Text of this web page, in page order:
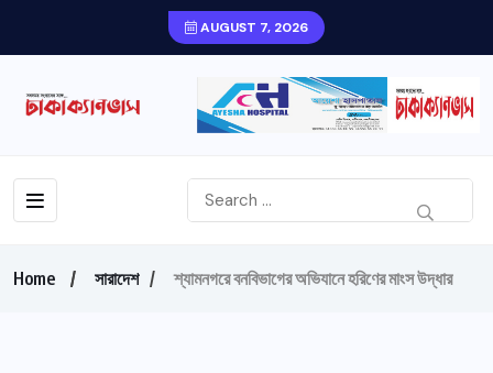
AUGUST 7, 2026
Home সারাদেশ শ্যামনগরে বনবিভাগের অভিযানে হরিণের মাংস উদ্ধার